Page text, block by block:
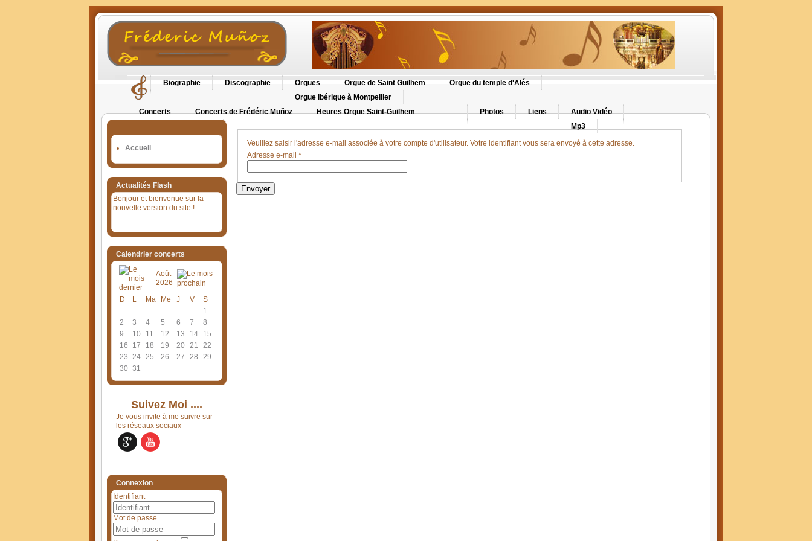
Biographie Discographie Orgues Orgue de Saint Guilhem
Orgue du temple d'Alés
Orgue ibérique à Montpellier
Concerts
Concerts de Frédéric Muñoz
Heures Orgue Saint-Guilhem
Photos Liens
Audio Vidéo
Mp3
Accueil
Actualités Flash
Bonjour et bienvenue sur la
nouvelle version du site !
Calendrier concerts
Août
2026
D
L Ma Me J V
S
1
2
3 4 5 6 7
8
9
10 11 12 13 14
15
16
17 18 19 20 21
22
23 24 25 26 27 28
29
30 31
Suivez Moi ....
Je vous invite à me suivre sur
les réseaux sociaux
Connexion
Identifiant
Mot de passe
Veuillez saisir l'adresse e-mail associée à votre compte d'utilisateur. Votre identifiant vous sera envoyé à cette adresse.
Adresse e-mail *
Envoyer